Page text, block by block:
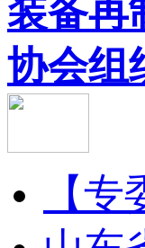
装备再
协会组
【